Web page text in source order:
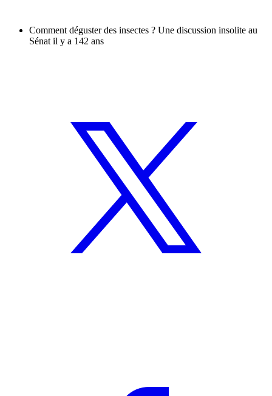
Comment déguster des insectes ? Une discussion insolite au
Sénat il y a 142 ans